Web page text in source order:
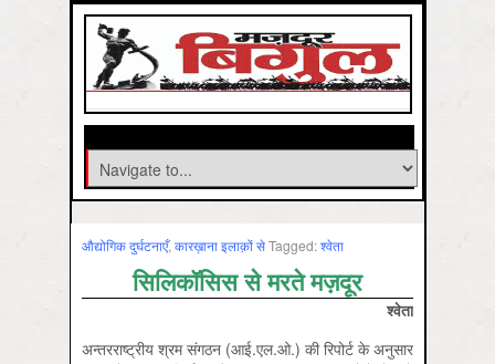
औद्योगिक दुर्घटनाएँ, कारख़ाना इलाक़ों सेTagged:श्‍वेता
सिलिकॉसिस से मरते मज़दूर
श्‍वेता
अन्तरराष्ट्रीय श्रम संगठन (आई.एल.ओ.) की रिपोर्ट के अनुसार